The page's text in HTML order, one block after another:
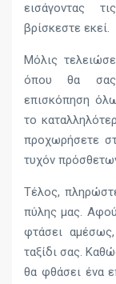
εισάγοντας
βρίσκεστε εκεί.
Μόλις
όπου θα σας
επισκόπηση
το
προχωρήσετε
τυχόν
Τέλος,
πύλης μας.
φτάσει
ταξίδι σας.
θα φθάσει ένα